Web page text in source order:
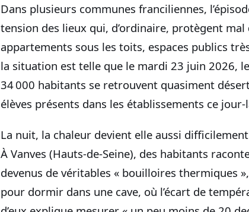
Dans plusieurs communes franciliennes,
tension des lieux qui, d’ordinaire, protègent mal
appartements sous les toits, espaces publics
la situation est telle que le mardi 23 juin 2026,
34 000 habitants se retrouvent quasiment
élèves présents dans les établissements ce jour-
La nuit, la chaleur devient elle aussi
À Vanves (Hauts-de-Seine), des habitants
devenus de véritables « bouilloires thermiques
pour dormir dans une cave, où l’écart de